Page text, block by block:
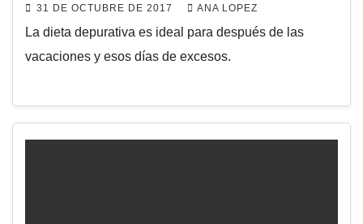
31 DE OCTUBRE DE 2017 ANA LOPEZ
La dieta depurativa es ideal para después de las
vacaciones y esos días de excesos.